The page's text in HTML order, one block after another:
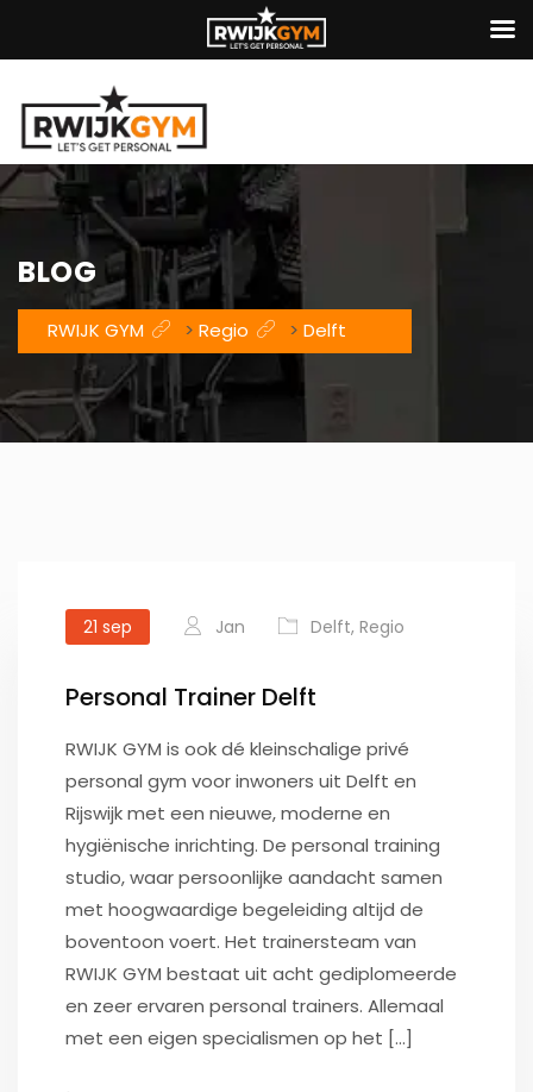
BLOG
RWIJK GYM > Regio > Delft
21 sep Jan Delft, Regio
Personal Trainer Delft
RWIJK GYM is ook dé kleinschalige privé
personal gym voor inwoners uit Delft en
Rijswijk met een nieuwe, moderne en
hygiënische inrichting. De personal training
studio, waar persoonlijke aandacht samen
met hoogwaardige begeleiding altijd de
boventoon voert. Het trainersteam van
RWIJK GYM bestaat uit acht gediplomeerde
en zeer ervaren personal trainers. Allemaal
met een eigen specialismen op het [...]